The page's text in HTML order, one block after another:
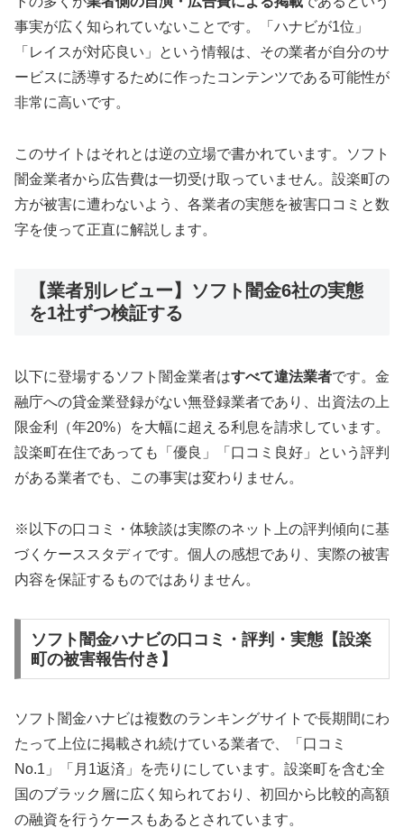
事実が広く知られていないことです。「ハナビが1位」
「レイスが対応良い」という情報は、その業者が自分のサ
ービスに誘導するために作ったコンテンツである可能性が
非常に高いです。
このサイトはそれとは逆の立場で書かれています。ソフト
闇金業者から広告費は一切受け取っていません。設楽町の
方が被害に遭わないよう、各業者の実態を被害口コミと数
字を使って正直に解説します。
【業者別レビュー】ソフト闇金6社の実態
を1社ずつ検証する
以下に登場するソフト闇金業者はすべて違法業者です。金
融庁への貸金業登録がない無登録業者であり、出資法の上
限金利（年20%）を大幅に超える利息を請求しています。
設楽町在住であっても「優良」「口コミ良好」という評判
がある業者でも、この事実は変わりません。
※以下の口コミ・体験談は実際のネット上の評判傾向に基
づくケーススタディです。個人の感想であり、実際の被害
内容を保証するものではありません。
ソフト闇金ハナビの口コミ・評判・実態【設楽
町の被害報告付き】
ソフト闇金ハナビは複数のランキングサイトで長期間にわ
たって上位に掲載され続けている業者で、「口コミ
No.1」「月1返済」を売りにしています。設楽町を含む全
国のブラック層に広く知られており、初回から比較的高額
の融資を行うケースもあるとされています。